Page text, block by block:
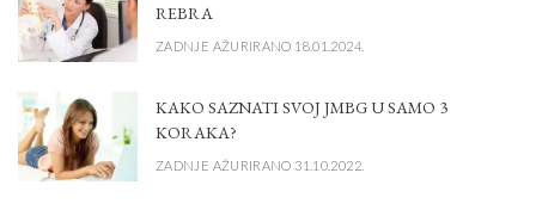
REBRA
ZADNJE AŽURIRANO 18.01.2024.
KAKO SAZNATI SVOJ JMBG U SAMO 3
KORAKA?
ZADNJE AŽURIRANO 31.10.2022.